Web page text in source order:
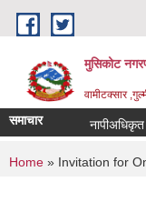
Skip to main content
मुसिकोट
वामीटक्सार
समाचार नापीअधिकृत
You are
Home » Invitation for